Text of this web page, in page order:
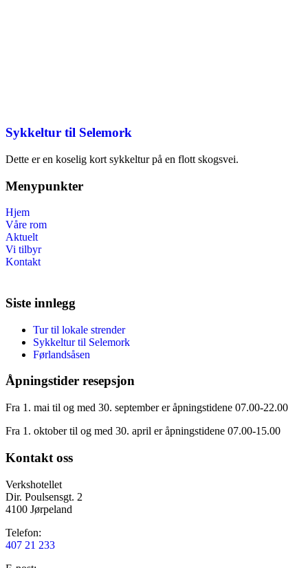
Sykkeltur til Selemork
Dette er en koselig kort sykkeltur på en flott skogsvei.
Menypunkter
Hjem
Våre rom
Aktuelt
Vi tilbyr
Kontakt
Siste innlegg
Tur til lokale strender
Sykkeltur til Selemork
Førlandsåsen
Åpningstider resepsjon
Fra 1. mai til og med 30. september er åpningstidene 07.00-22.00
Fra 1. oktober til og med 30. april er åpningstidene 07.00-15.00
Kontakt oss
Verkshotellet
Dir. Poulsensgt. 2
4100 Jørpeland
Telefon:
407 21 233